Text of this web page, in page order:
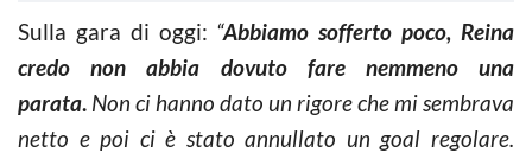
Sulla gara di oggi: “Abbiamo sofferto poco, Reina
credo non abbia dovuto fare nemmeno una
parata. Non ci hanno dato un rigore che mi sembrava
netto e poi ci è stato annullato un goal regolare.